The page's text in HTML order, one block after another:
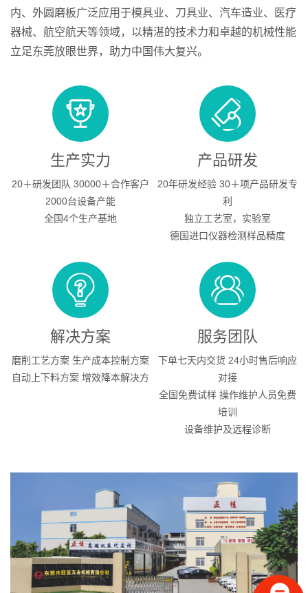
内、外圆磨板广泛应用于模具业、刀具业、汽车造业、医疗
器械、航空航天等领域，以精湛的技术力和卓越的机械性能
立足东莞放眼世界，助力中国伟大复兴。
生产实力
20＋研发团队 30000＋合作客户
2000台设备产能
全国4个生产基地
产品研发
20年研发经验 30＋项产品研发专
利
独立工艺室，实验室
德国进口仪器检测样品精度
解决方案
磨削工艺方案 生产成本控制方案
自动上下料方案 增效降本解决方
服务团队
下单七天内交货 24小时售后响应
对接
全国免费试样 操作维护人员免费
培训
设备维护及远程诊断